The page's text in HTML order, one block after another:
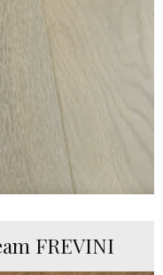
FREVINI